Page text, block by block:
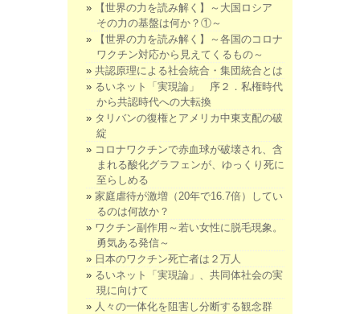
【世界の力を読み解く】～大国ロシア
その力の基盤は何か？①～
【世界の力を読み解く】～各国のコロナ
ワクチン対応から見えてくるもの～
共認原理による社会統合・集団統合とは
るいネット「実現論」 序２．私権時代
から共認時代への大転換
タリバンの復権とアメリカ中東支配の破
綻
コロナワクチンで赤血球が破壊され、含
まれる酸化グラフェンが、ゆっくり死に
至らしめる
家庭虐待が激増（20年で16.7倍）してい
るのは何故か？
ワクチン副作用～若い女性に脱毛現象。
勇気ある発信～
日本のワクチン死亡者は２万人
るいネット「実現論」、共同体社会の実
現に向けて
人々の一体化を阻害し分断する観念群